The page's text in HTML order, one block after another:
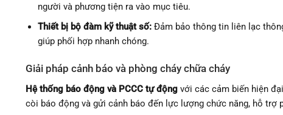
người và phương tiện ra vào mục tiêu.
Thiết bị bộ đàm kỹ thuật số:Đảm bảo thông tin liên lạc
giúp phối hợp nhanh chóng.
Giải pháp cảnh báo và phòng cháy chữa cháy
Hệ thống báo động và PCCC tự động với các cảm biến hiện
còi báo động và gửi cảnh báo đến lực lượng chức năng, hỗ trợ